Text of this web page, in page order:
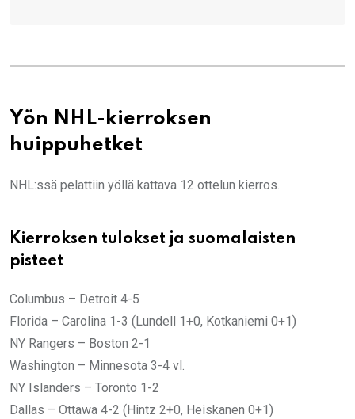
Yön NHL-kierroksen
huippuhetket
NHL:ssä pelattiin yöllä kattava 12 ottelun kierros.
Kierroksen tulokset ja suomalaisten
pisteet
Columbus – Detroit 4-5
Florida – Carolina 1-3 (Lundell 1+0, Kotkaniemi 0+1)
NY Rangers – Boston 2-1
Washington – Minnesota 3-4 vl.
NY Islanders – Toronto 1-2
Dallas – Ottawa 4-2 (Hintz 2+0, Heiskanen 0+1)